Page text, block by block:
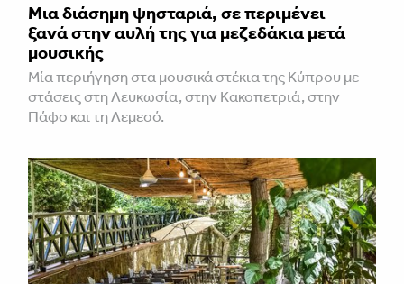
Μια διάσημη ψησταριά, σε περιμένει
ξανά στην αυλή της για μεζεδάκια μετά
μουσικής
Μία περιήγηση στα μουσικά στέκια της Κύπρου με
στάσεις στη Λευκωσία, στην Κακοπετριά, στην
Πάφο και τη Λεμεσό.